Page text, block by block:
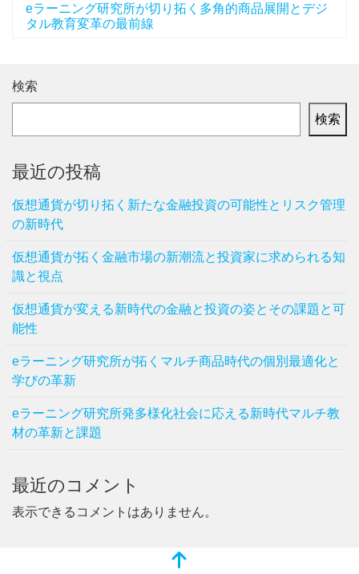
eラーニング研究所が切り拓く多角的商品展開とデジ
タル教育変革の最前線
検索
検索
最近の投稿
仮想通貨が切り拓く新たな金融投資の可能性とリスク管理
の新時代
仮想通貨が拓く金融市場の新潮流と投資家に求められる知
識と視点
仮想通貨が変える新時代の金融と投資の姿とその課題と可
能性
eラーニング研究所が拓くマルチ商品時代の個別最適化と
学びの革新
eラーニング研究所発多様化社会に応える新時代マルチ教
材の革新と課題
最近のコメント
表示できるコメントはありません。